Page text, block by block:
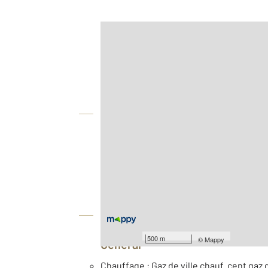
500 m ©Mappy
Équipements
Général
Chauffage : Gaz de ville chauf. cent gaz